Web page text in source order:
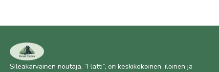
Sileäkarvainen noutaja, ”Flatti”, on keskikokoinen, iloinen ja